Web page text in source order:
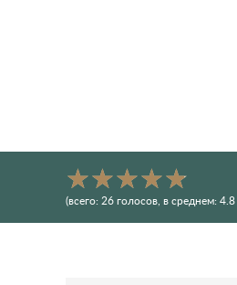
(всего: 26 голосов, в среднем: 4.8